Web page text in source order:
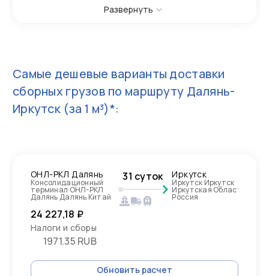
Развернуть
Самые дешевые варианты доставки
сборных грузов по маршруту Далянь-
Иркутск(за 1 м³)*:
ОНЛ-РКЛ Далянь
Консолидационный
терминал ОНЛ-РКЛ
Далянь Далянь Китай
31 суток Иркутск
Иркутск Иркутск
Иркутская Область,
Россия
24 227,18 ₽
Налоги и сборы
1971.35 RUB
Обновить расчет